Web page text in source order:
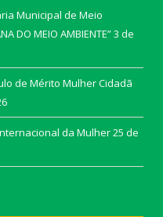
Municipal de Meio
DO MEIO AMBIENTE”3 de
de Mérito Mulher Cidadã
da Mulher25 de